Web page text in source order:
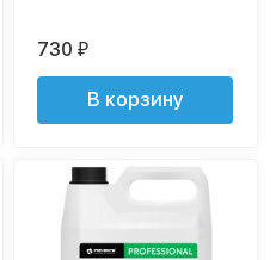
730₽
В корзину